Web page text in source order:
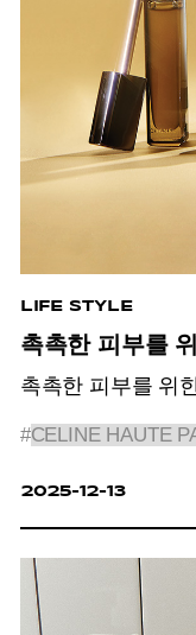
LIFE STYLE
촉촉한 피부를
촉촉한 피부를 위
#CELINE HAUTE
2025-12-13